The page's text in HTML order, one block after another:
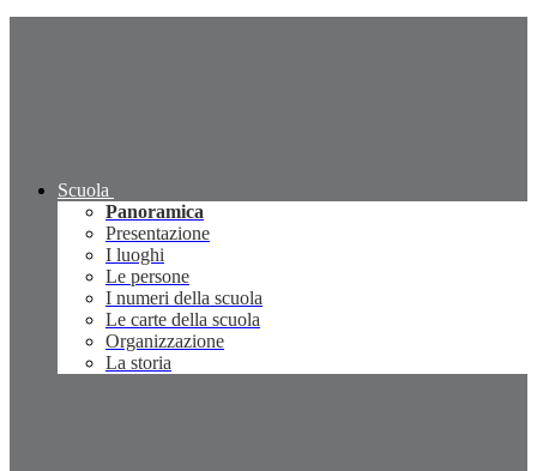
Scuola
Panoramica
Presentazione
I luoghi
Le persone
I numeri della scuola
Le carte della scuola
Organizzazione
La storia